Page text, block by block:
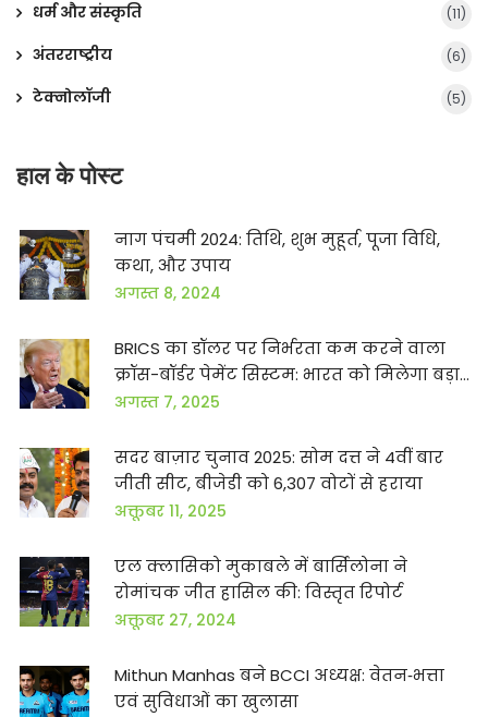
धर्म और संस्कृति (11)
अंतरराष्ट्रीय (6)
टेक्नोलॉजी (5)
हाल के पोस्ट
नाग पंचमी 2024: तिथि, शुभ मुहूर्त, पूजा विधि,
कथा, और उपाय
अगस्त 8, 2024
BRICS का डॉलर पर निर्भरता कम करने वाला
क्रॉस-बॉर्डर पेमेंट सिस्टम: भारत को मिलेगा बड़ा
फायदा
अगस्त 7, 2025
सदर बाज़ार चुनाव 2025: सोम दत्त ने 4वीं बार
जीती सीट, बीजेडी को 6,307 वोटों से हराया
अक्तूबर 11, 2025
एल क्लासिको मुकाबले में बार्सिलोना ने
रोमांचक जीत हासिल की: विस्तृत रिपोर्ट
अक्तूबर 27, 2024
Mithun Manhas बने BCCI अध्यक्ष: वेतन‑भत्ता
एवं सुविधाओं का खुलासा